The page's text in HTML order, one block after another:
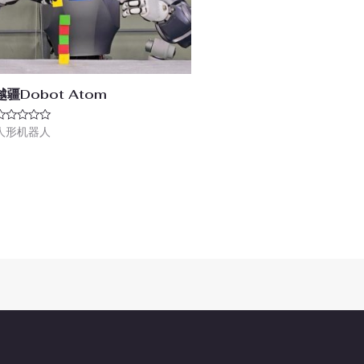
疆Dobot Atom
形机器人